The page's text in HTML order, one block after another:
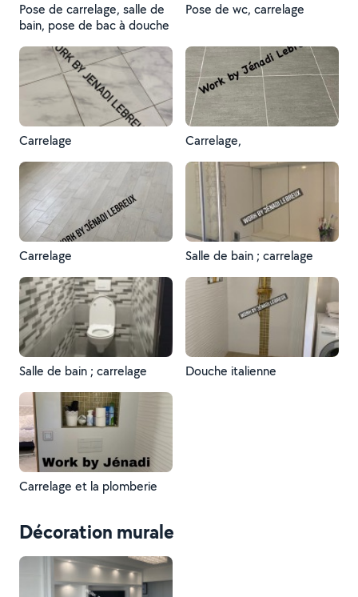
Pose de carrelage, salle de
bain, pose de bac à douche
Pose de wc, carrelage
Carrelage Carrelage,
Carrelage Salle de bain ; carrelage
Salle de bain ; carrelage Douche italienne
Carrelage et la plomberie
Décoration murale